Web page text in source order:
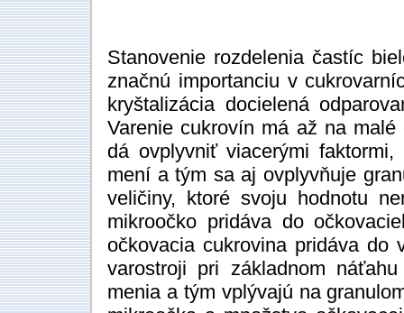
Stanovenie rozdelenia častíc
značnú importanciu v
kryštalizácia docielená
Varenie cukrovín má až na
dá ovplyvniť viacerými
mení a tým sa aj ovplyvňuje
veličiny, ktoré svoju hodnotu
mikroočko pridáva do
očkovacia cukrovina pridáva do
varostroji pri základnom
menia a tým vplývajú na